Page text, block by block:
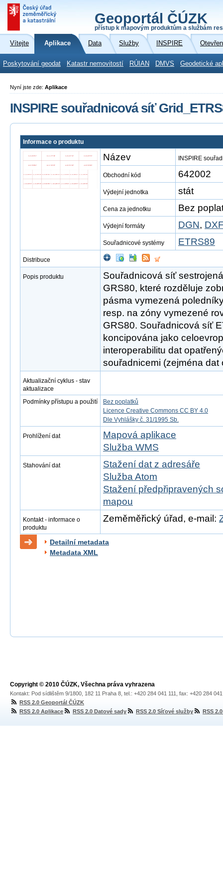
Geoportál ČÚZK
přístup k mapovým produktům a službám
Vítejte Aplikace Data Služby INSPIRE
Poskytování geodat Katastr nemovitostí RÚIAN DMVS Geodetické
Nyní jste zde: Aplikace
INSPIRE souřadnicová síť
Informace o produktu
Název INSPIRE
Obchodní kód 642002
Výdejní jednotka stát
Cena za jednotku Bez
Výdejní formáty DGN,
Souřadnicové systémy ETRS89
Distribuce
Popis produktu
Souřadnicová síť
GRS80, které rozděluje
pásma vymezená
resp. na zóny vymezené
GRS80. Souřadnicová síť
koncipována jako
interoperabilitu dat
souřadnicemi (zejména dat
Aktualizační cyklus - stav
aktualizace
Podmínky přístupu a použití
Bez poplatků
Licence Creative Commons CC BY 4.0
Dle Vyhlášky č. 31/1995 Sb.
Prohlížení dat
Mapová aplikace
Služba WMS
Stahování dat
Stažení dat z adresáře
Služba Atom
Stažení předpřipravených
mapou
Kontakt - informace o
produktu
Zeměměřický úřad, e-mail:
Detailní metadata
Metadata XML
Copyright © 2010 ČÚZK, Všechna práva vyhrazena
Kontakt: Pod sídlištěm 9/1800, 182 11 Praha 8, tel.: +420 284 041 111, fax: +420 284
RSS 2.0 Geoportál ČÚZK
RSS 2.0 Aplikace
RSS 2.0 Datové sady RSS 2.0 Síťové služby RSS